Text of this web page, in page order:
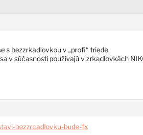
s bezzrkadlovkou v „profi“ triede.
v súčasnosti používajú v zrkadlovkách
bezzrcadlovku-bude-fx